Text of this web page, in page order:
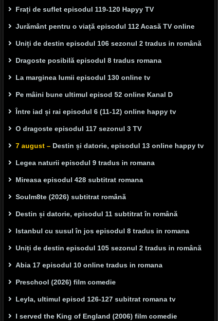
Frați de suflet episodul 119-120 Hapyy TV
Jurământ pentru o viață episodul 112 Acasă TV online
Uniți de destin episodul 106 sezonul 2 tradus in română
Dragoste posibilă episodul 8 tradus romana
La marginea lumii episodul 130 online tv
Pe mâini bune ultimul episod 52 online Kanal D
Între iad și rai episodul 6 (11-12) online happy tv
O dragoste episodul 117 sezonul 3 TV
7 august – Destin și datorie, episodul 13 online happy tv
Legea naturii episodul 9 tradus in romana
Mireasa episodul 428 subtitrat romana
Soulm8te (2026) subtitrat română
Destin și datorie, episodul 11 subtitrat în română
Istanbul cu susul în jos episodul 8 tradus in romana
Uniți de destin episodul 105 sezonul 2 tradus in română
Abia 17 episodul 10 online tradus in romana
Preschool (2026) film comedie
Leyla, ultimul episod 126-127 subitrat romana tv
I served the King of England (2006) film comedie